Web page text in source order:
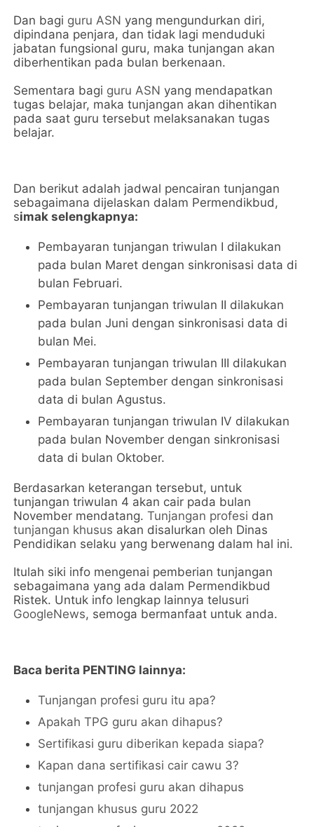
Dan bagi guru ASN yang mengundurkan diri,
dipindana penjara, dan tidak lagi menduduki
jabatan fungsional guru, maka tunjangan akan
diberhentikan pada bulan berkenaan.
Sementara bagi guru ASN yang mendapatkan
tugas belajar, maka tunjangan akan dihentikan
pada saat guru tersebut melaksanakan tugas
belajar.
Dan berikut adalah jadwal pencairan tunjangan
sebagaimana dijelaskan dalam Permendikbud,
simak selengkapnya:
Pembayaran tunjangan triwulan I dilakukan
pada bulan Maret dengan sinkronisasi data di
bulan Februari.
Pembayaran tunjangan triwulan II dilakukan
pada bulan Juni dengan sinkronisasi data di
bulan Mei.
Pembayaran tunjangan triwulan III dilakukan
pada bulan September dengan sinkronisasi
data di bulan Agustus.
Pembayaran tunjangan triwulan IV dilakukan
pada bulan November dengan sinkronisasi
data di bulan Oktober.
Berdasarkan keterangan tersebut, untuk
tunjangan triwulan 4 akan cair pada bulan
November mendatang.Tunjangan profesi dan
tunjangan khusus akan disalurkan oleh Dinas
Pendidikan selaku yang berwenang dalam hal ini.
Itulah siki info mengenai pemberian tunjangan
sebagaimana yang ada dalam Permendikbud
Ristek. Untuk info lengkap lainnya telusuri
GoogleNews, semoga bermanfaat untuk anda.
Baca berita PENTING lainnya:
Tunjangan profesi guru itu apa?
Apakah TPG guru akan dihapus?
Sertifikasi guru diberikan kepada siapa?
Kapan dana sertifikasi cair cawu 3?
tunjangan profesi guru akan dihapus
tunjangan khusus guru 2022